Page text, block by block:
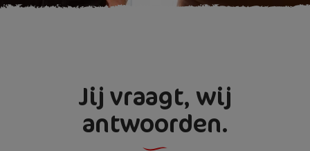
Jij vraagt, wij
antwoorden.